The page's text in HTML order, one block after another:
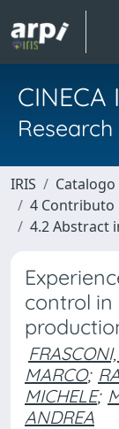
CINECA
IRIS
Catalogo
4 Contributo
4.2 Abstract
control
MARCO;
MICHELE;
ANDREA